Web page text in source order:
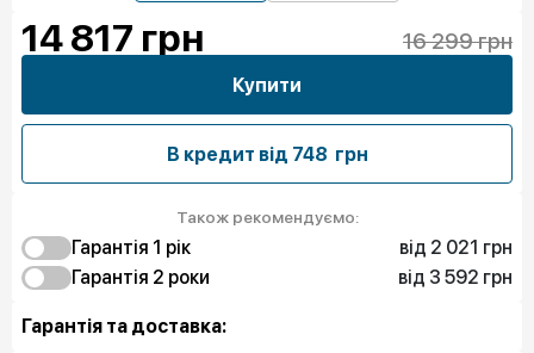
14 817 грн 16 299 грн
Купити
В кредит від 748 грн
Також рекомендуємо:
Гарантія 1 рiк
від 2 021 грн
Захист від браку
2 021 грн
Чистий спокій
Гарантія 2 роки
від 3 592 грн
Захист екрану
Гарантія та доставка: